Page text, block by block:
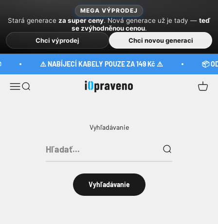
MEGA VÝPRODEJ
Stará generace za super ceny. Nová generace už je tady — teď
se zvýhodněnou cenou.
Chci výprodej
Chci novou generaci
⚠️ NABÍJECÍ KABELY POUZE ZA 149 Kč ⚠️ 📦
MenuHľadať iOpraveno Košík
Vyhľadávanie
Vyhľadávanie